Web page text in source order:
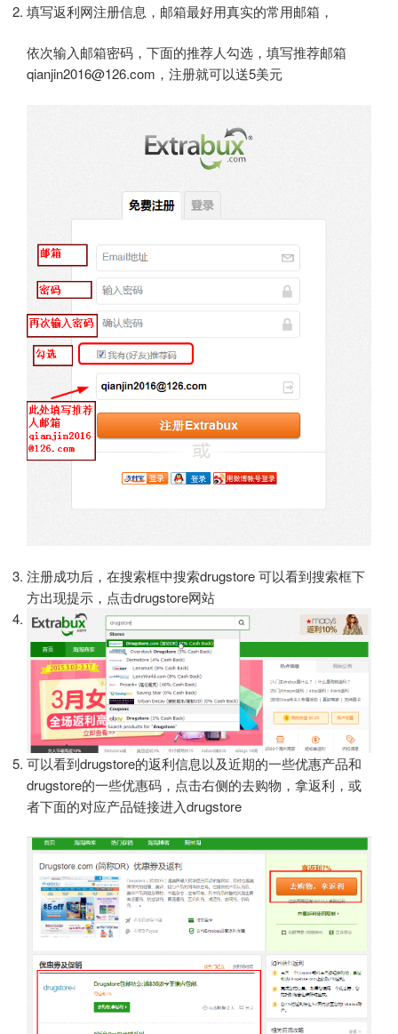
填写返利网注册信息，邮箱最好用真实的常用邮箱，
依次输入邮箱密码，下面的推荐人勾选，填写推荐邮箱
qianjin2016@126.com，注册就可以送5美元
注册成功后，在搜索框中搜索drugstore 可以看到搜索框下
方出现提示，点击drugstore网站
可以看到drugstore的返利信息以及近期的一些优惠产品和
drugstore的一些优惠码，点击右侧的去购物，拿返利，或
者下面的对应产品链接进入drugstore